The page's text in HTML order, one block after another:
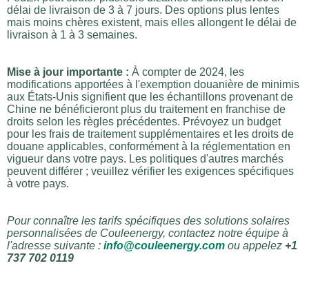
délai de livraison de 3 à 7 jours. Des options plus lentes
mais moins chères existent, mais elles allongent le délai de
livraison à 1 à 3 semaines.
Mise à jour importante : À compter de 2024, les
modifications apportées à l'exemption douanière de minimis
aux États-Unis signifient que les échantillons provenant de
Chine ne bénéficieront plus du traitement en franchise de
droits selon les règles précédentes. Prévoyez un budget
pour les frais de traitement supplémentaires et les droits de
douane applicables, conformément à la réglementation en
vigueur dans votre pays. Les politiques d'autres marchés
peuvent différer ; veuillez vérifier les exigences spécifiques
à votre pays.
Pour connaître les tarifs spécifiques des solutions solaires
personnalisées de Couleenergy, contactez notre équipe à
l'adresse suivante : info@couleenergy.com ou appelez +1
737 702 0119